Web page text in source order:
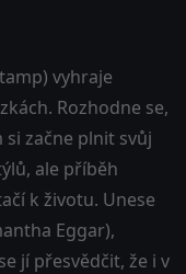
vyhraje
Rozhodne se,
začne plnit svůj
ale příběh
k životu. Unese
Eggar),
jí přesvědčit, že i v